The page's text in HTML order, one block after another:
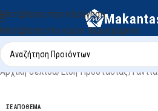
Μετάβαση στην πλοήγηση
Μετάβαση στο κύριο περιεχόμενο
Αρχική σελίδα/Είδη Προστασίας/Γάντια
ΣΕ ΑΠΌΘΕΜΑ